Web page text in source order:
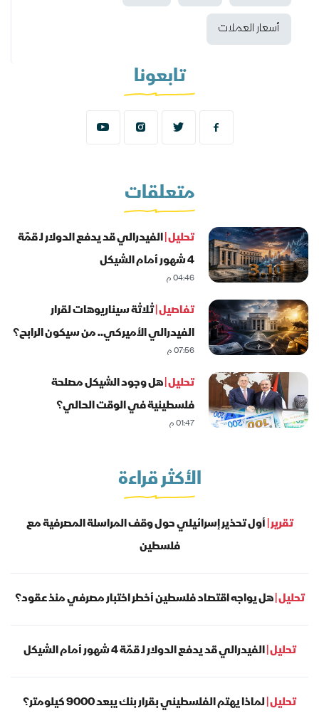
أسعار العملات
تابعونا
متعلقات
تحليل |الفيدرالي قد يدفع الدولار لـ قمّة
4 شهور أمام الشيكل
04:46 م
تفاصيل |ثلاثة سيناريوهات لقرار
الفيدرالي الأميركي.. من سيكون الرابح؟
07:56 م
تحليل |هل وجود الشيكل مصلحة
فلسطينية في الوقت الحالي؟
01:47 م
الأكثر قراءة
تقرير |أول تحذير إسرائيلي حول وقف المراسلة المصرفية مع
فلسطين
تحليل |هل يواجه اقتصاد فلسطين أخطر اختبار مصرفي منذ عقود؟
تحليل |الفيدرالي قد يدفع الدولار لـ قمّة 4 شهور أمام الشيكل
تحليل |لماذا يهتم الفلسطيني بقرار بنك يبعد 9000 كيلومتر؟